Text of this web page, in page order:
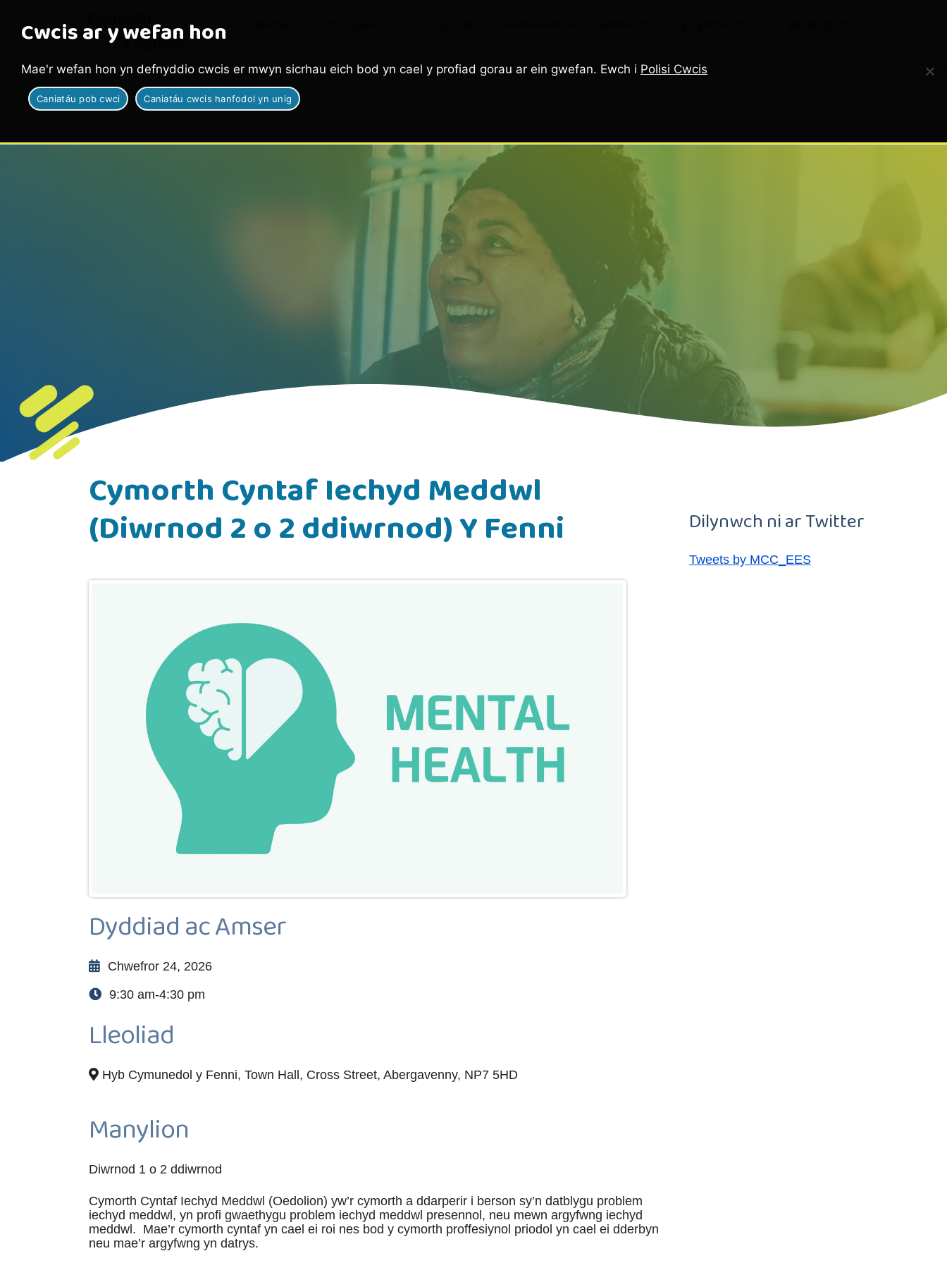
Cwcis ar y wefan hon
Mae'r wefan hon yn defnyddio cwcis er mwyn sicrhau eich bod yn cael y profiad gorau ar ein gwefan. Ewch i Polisi Cwcis
Caniatáu pob cwci Caniatáu cwcis hanfodol yn unig
Cymorth Cyntaf Iechyd Meddwl
(Diwrnod 2 o 2 ddiwrnod) Y Fenni
Dyddiad ac Amser
Chwefror 24, 2026
9:30 am-4:30 pm
Lleoliad
Hyb Cymunedol y Fenni, Town Hall, Cross Street, Abergavenny, NP7 5HD
Manylion
Diwrnod 1 o 2 ddiwrnod
Cymorth Cyntaf Iechyd Meddwl (Oedolion) yw’r cymorth a ddarperir i berson sy’n datblygu problem
iechyd meddwl, yn profi gwaethygu problem iechyd meddwl presennol, neu mewn argyfwng iechyd
meddwl. Mae’r cymorth cyntaf yn cael ei roi nes bod y cymorth proffesiynol priodol yn cael ei dderbyn
neu mae’r argyfwng yn datrys.
Dilynwch ni ar Twitter
Tweets by MCC_EES